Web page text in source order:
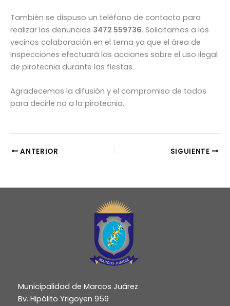
También se dispuso un teléfono de contacto para
realizar las denuncias 3472 559736. Solicitamos a los
vecinos colaboración en el tema ya que el área de
Inspecciones efectuará las acciones sobre el uso ilegal
de pirotecnia durante las fiestas.
Agradecemos la difusión y el compromiso de todos
para decirle no a la pirotecnia.
ANTERIOR SIGUIENTE
Municipalidad de Marcos Juárez
Bv. Hipólito Yrigoyen 959